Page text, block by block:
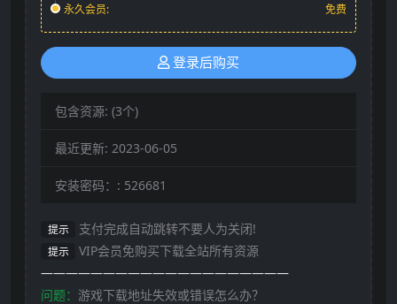
永久会员:
免费
登录后购买
包含资源: (3个)
最近更新: 2023-06-05
安装密码：: 526681
提示 支付完成自动跳转不要人为关闭!
提示
VIP会员免购买下载全站所有资源
————————————————————
问题： 游戏下载地址失效或错误怎么办？